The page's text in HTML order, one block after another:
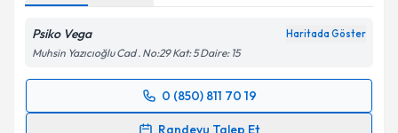
Psiko Vega Haritada Göster
Muhsin Yazıcıoğlu Cad . No:29 Kat: 5 Daire: 15
0 (850) 811 70 19
Randevu Talep Et
Randevu Takvimi Talebi